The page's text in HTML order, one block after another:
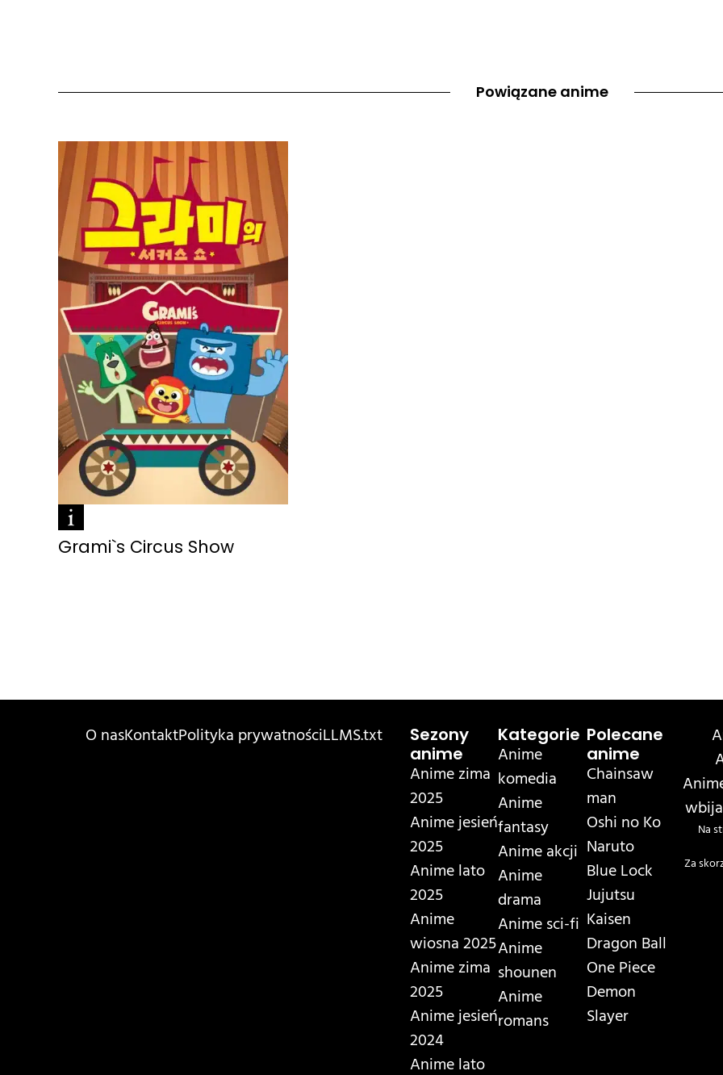
Powiązane anime
Grami`s Circus Show
O nasKontaktPolityka prywatnościLLMS.txt
Sezony
anime
Anime zima
2025
Anime jesień
2025
Anime lato
2025
Anime
wiosna 2025
Anime zima
2025
Anime jesień
2024
Anime lato
Kategorie
Anime
komedia
Anime
fantasy
Anime akcji
Anime
drama
Anime sci-fi
Anime
shounen
Anime
romans
Polecane
anime
Chainsaw
man
Oshi no Ko
Naruto
Blue Lock
Jujutsu
Kaisen
Dragon Ball
One Piece
Demon
Slayer
Na
Za